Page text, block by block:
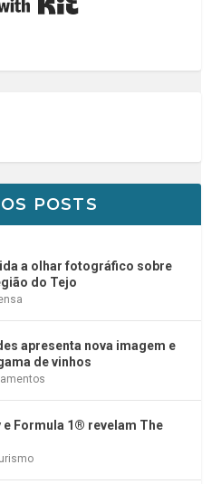
POSTS
a olhar fotográfico sobre
do Tejo
apresenta nova imagem e
de vinhos
e Formula 1® revelam The